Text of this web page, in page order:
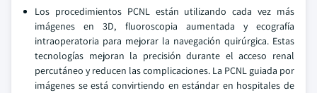
Los procedimientos PCNL están utilizando cada vez más
imágenes en 3D, fluoroscopia aumentada y ecografía
intraoperatoria para mejorar la navegación quirúrgica. Estas
tecnologías mejoran la precisión durante el acceso renal
percutáneo y reducen las complicaciones. La PCNL guiada por
imágenes se está convirtiendo en estándar en hospitales de